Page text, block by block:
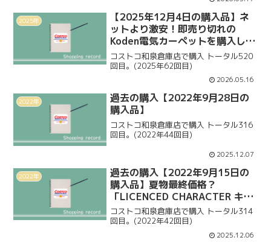
2025年
【2025年12月4日の購入品】ネ
ットより激安！即売り切れの
Koden電気カーペットを購入しま
した。
コストコ和泉倉庫店で購入 トータル520
回目。(2025年62回目)
2026.05.16
2022年
過去の購入【2022年9月28日の
購入品】
コストコ和泉倉庫店で購入 トータル316
回目。(2022年44回目)
2025.12.07
2022年
過去の購入【2022年9月15日の
購入品】夏物最終価格？
「LICENCED CHARACTER キッ
ズ スイムウェアセット」を購入
コストコ和泉倉庫店で購入 トータル314
回目。(2022年42回目)
2025.12.06